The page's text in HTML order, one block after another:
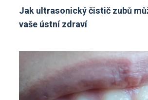
Jak ultrasonický čistič zubů
vaše ústní zdraví